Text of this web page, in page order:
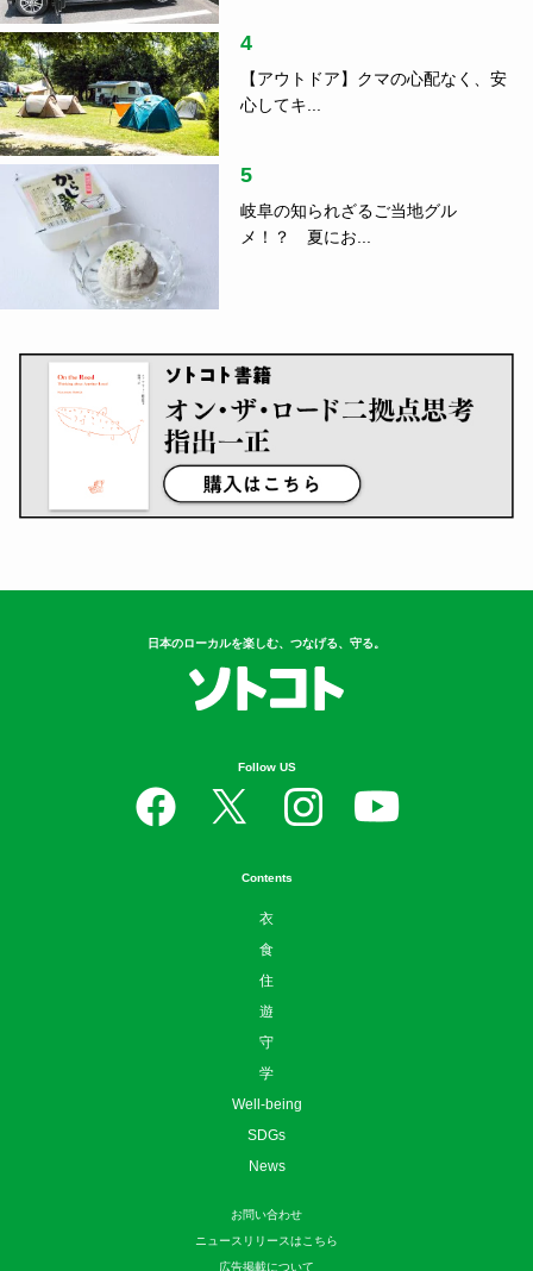
4
【アウトドア】クマの心配なく、安
心してキ...
5
岐阜の知られざるご当地グル
メ！？ 夏にお...
日本のローカルを楽しむ、つなげる、守る。
Follow US
Contents
衣
食
住
遊
守
学
Well-being
SDGs
News
お問い合わせ
ニュースリリースはこちら
広告掲載について